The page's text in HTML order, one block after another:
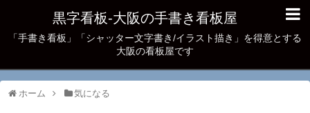
黒字看板‐大阪の手書き看板屋
「手書き看板」「シャッター文字書き/イラスト描き」を得意とする
大阪の看板屋です
ホーム 気になる